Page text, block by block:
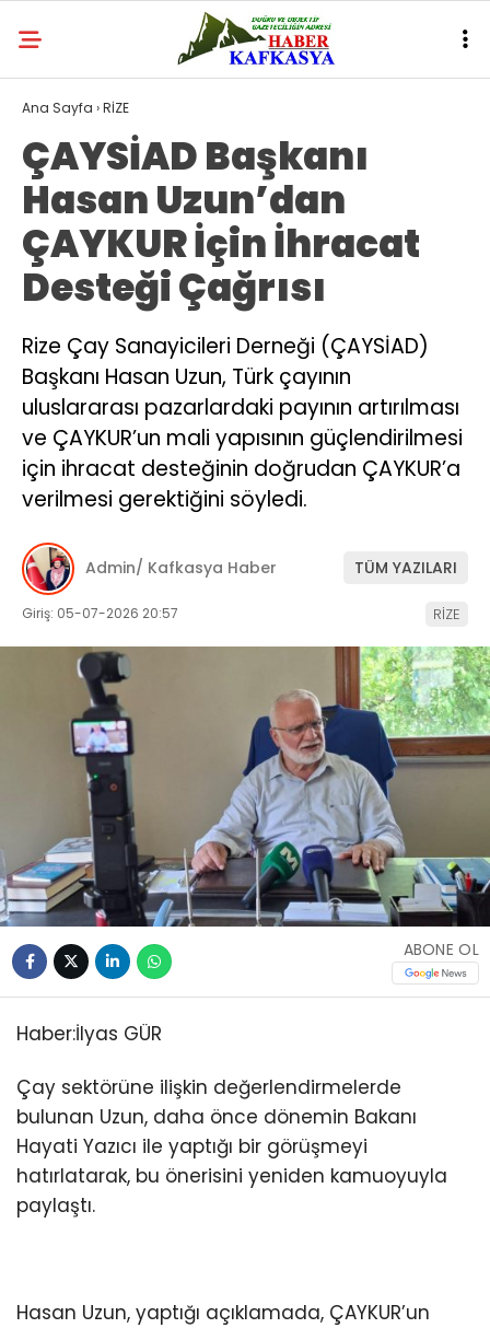
Ana Sayfa ›RİZE
ÇAYSİAD Başkanı
Hasan Uzun’dan
ÇAYKUR İçin İhracat
Desteği Çağrısı
Rize Çay Sanayicileri Derneği (ÇAYSİAD)
Başkanı Hasan Uzun, Türk çayının
uluslararası pazarlardaki payının artırılması
ve ÇAYKUR’un mali yapısının güçlendirilmesi
için ihracat desteğinin doğrudan ÇAYKUR’a
verilmesi gerektiğini söyledi.
Admin/ Kafkasya Haber TÜM YAZILARI
Giriş: 05-07-2026 20:57 RİZE
ABONE OL
Haber:İlyas GÜR
Çay sektörüne ilişkin değerlendirmelerde
bulunan Uzun, daha önce dönemin Bakanı
Hayati Yazıcı ile yaptığı bir görüşmeyi
hatırlatarak, bu önerisini yeniden kamuoyuyla
paylaştı.
Hasan Uzun, yaptığı açıklamada, ÇAYKUR’un